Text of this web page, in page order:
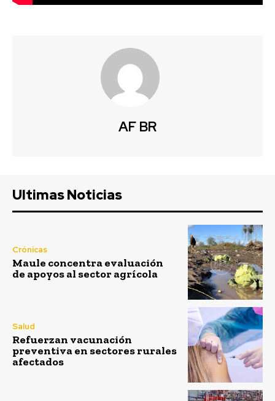
AF BR
Ultimas Noticias
Crónicas
Maule concentra evaluación
de apoyos al sector agrícola
Salud
Refuerzan vacunación
preventiva en sectores rurales
afectados